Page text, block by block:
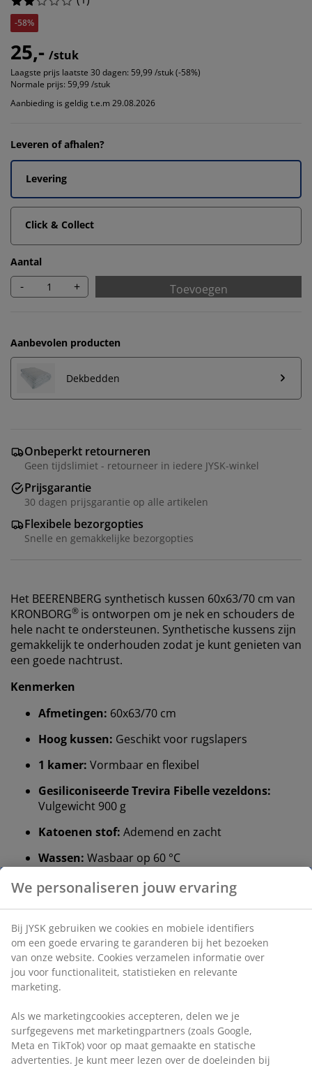
-58%
25,- /stuk
Laagste prijs laatste 30 dagen: 59,99 /stuk (-58%)
Normale prijs: 59,99 /stuk
Aanbieding is geldig t.e.m 29.08.2026
Leveren of afhalen?
Levering
Click & Collect
Aantal
- + Toevoegen
Aanbevolen producten
Dekbedden
Onbeperkt retourneren
Geen tijdslimiet - retourneer in iedere JYSK-winkel
Prijsgarantie
30 dagen prijsgarantie op alle artikelen
Flexibele bezorgopties
Snelle en gemakkelijke bezorgopties
Het BEERENBERG synthetisch kussen 60x63/70 cm van
KRONBORG® is ontworpen om je nek en schouders de
hele nacht te ondersteunen. Synthetische kussens zijn
gemakkelijk te onderhouden zodat je kunt genieten van
een goede nachtrust.
Kenmerken
Afmetingen: 60x63/70 cm
Hoog kussen: Geschikt voor rugslapers
1 kamer: Vormbaar en flexibel
Gesiliconiseerde Trevira Fibelle vezeldons:
Vulgewicht 900 g
Katoenen stof: Ademend en zacht
Wassen: Wasbaar op 60 °C
OEKO-TEX®STANDARD 100:Getest op
schadelijke stoffen
KRONBORG
:Traditioneel Deens handwerk en
design, exclusief verkrijgbaar bij JYSK
Hoog kussen
Als je meestal op je zij slaapt, is een hoog kussen
wellicht een uitstekende keuze voor jou. Als vuistregel
geldt dat je kussen hoog genoeg moet zijn om je nek en
wervelkolom in een rechte lijn te houden. De juiste
hoogte hangt vooral af van hoe je slaapt, maar ook de
hardheid van je matras speelt een rol.